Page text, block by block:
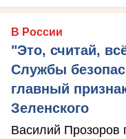
В России
"Это, считай,
Службы
главный
Зеленского
Василий Прозоров